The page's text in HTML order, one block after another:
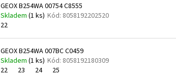
GEOX B254WA 00754 C8555
Skladem (1 ks) Kód: 8058192202520
22
GEOX B254WA 007BC C0459
Skladem (1 ks) Kód: 8058192180309
22
23 24 25